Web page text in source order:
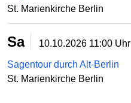
St. Marienkirche Berlin
Sa 10.10.2026 11:00 Uhr
Sagentour durch Alt-Berlin
St. Marienkirche Berlin